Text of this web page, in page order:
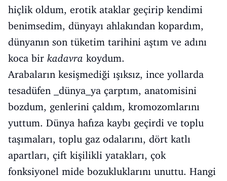
hiçlik oldum, erotik ataklar geçirip kendimi
benimsedim, dünyayı ahlakından kopardım,
dünyanın son tüketim tarihini aştım ve adını
koca bir kadavra koydum.
Arabaların kesişmediği ışıksız, ince yollarda
tesadüfen _dünya_ya çarptım, anatomisini
bozdum, genlerini çaldım, kromozomlarını
yuttum. Dünya hafıza kaybı geçirdi ve toplu
taşımaları, toplu gaz odalarını, dört katlı
apartları, çift kişilikli yatakları, çok
fonksiyonel mide bozukluklarını unuttu. Hangi